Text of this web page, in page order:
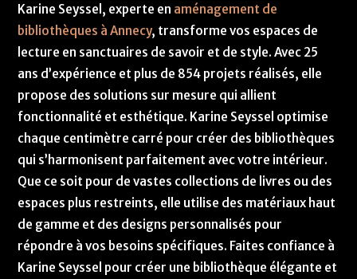
Karine Seyssel, experte en aménagement de
bibliothèques à Annecy, transforme vos espaces de
lecture en sanctuaires de savoir et de style. Avec 25
ans d’expérience et plus de 854 projets réalisés, elle
propose des solutions sur mesure qui allient
fonctionnalité et esthétique. Karine Seyssel optimise
chaque centimètre carré pour créer des bibliothèques
qui s’harmonisent parfaitement avec votre intérieur.
Que ce soit pour de vastes collections de livres ou des
espaces plus restreints, elle utilise des matériaux haut
de gamme et des designs personnalisés pour
répondre à vos besoins spécifiques. Faites confiance à
Karine Seyssel pour créer une bibliothèque élégante et